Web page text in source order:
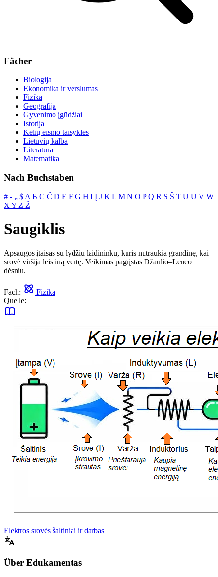
Fächer
Biologija
Ekonomika ir verslumas
Fizika
Geografija
Gyvenimo įgūdžiai
Istorija
Kelių eismo taisyklės
Lietuvių kalba
Literatūra
Matematika
Nach Buchstaben
# ‐ „ $ A B C Č D E F G H I Į J K L M N O PQ R S Š T U Ū V W
X Y Z Ž
Saugiklis
Apsaugos įtaisas su lydžiu laidininku, kuris nutraukia grandinę, kai
srovė viršija leistiną vertę. Veikimas pagrįstas Džaulio–Lenco
dėsniu.
Fach:
Fizika
Quelle:
Elektros srovės šaltiniai ir darbas
Über Edukamentas